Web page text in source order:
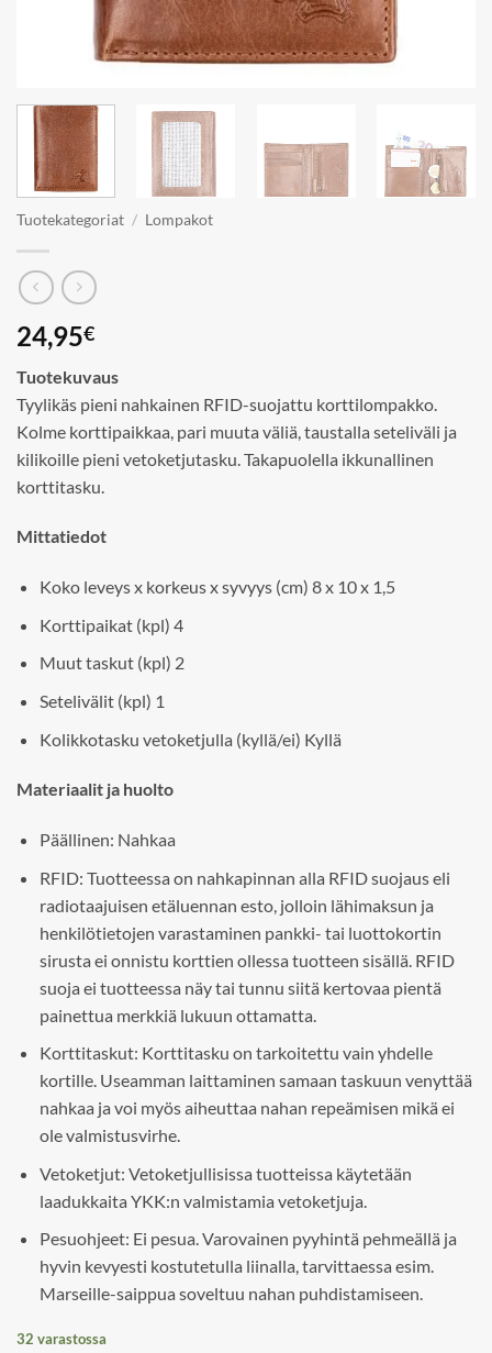
Tuotekategoriat / Lompakot
24,95€
Tuotekuvaus
Tyylikäs pieni nahkainen RFID-suojattu korttilompakko.
Kolme korttipaikkaa, pari muuta väliä, taustalla seteliväli ja
kilikoille pieni vetoketjutasku. Takapuolella ikkunallinen
korttitasku.
Mittatiedot
Koko leveys x korkeus x syvyys (cm) 8 x 10 x 1,5
Korttipaikat (kpl) 4
Muut taskut (kpl) 2
Setelivälit (kpl) 1
Kolikkotasku vetoketjulla (kyllä/ei) Kyllä
Materiaalit ja huolto
Päällinen: Nahkaa
RFID: Tuotteessa on nahkapinnan alla RFID suojaus eli
radiotaajuisen etäluennan esto, jolloin lähimaksun ja
henkilötietojen varastaminen pankki- tai luottokortin
sirusta ei onnistu korttien ollessa tuotteen sisällä. RFID
suoja ei tuotteessa näy tai tunnu siitä kertovaa pientä
painettua merkkiä lukuun ottamatta.
Korttitaskut: Korttitasku on tarkoitettu vain yhdelle
kortille. Useamman laittaminen samaan taskuun venyttää
nahkaa ja voi myös aiheuttaa nahan repeämisen mikä ei
ole valmistusvirhe.
Vetoketjut: Vetoketjullisissa tuotteissa käytetään
laadukkaita YKK:n valmistamia vetoketjuja.
Pesuohjeet: Ei pesua. Varovainen pyyhintä pehmeällä ja
hyvin kevyesti kostutetulla liinalla, tarvittaessa esim.
Marseille-saippua soveltuu nahan puhdistamiseen.
32 varastossa